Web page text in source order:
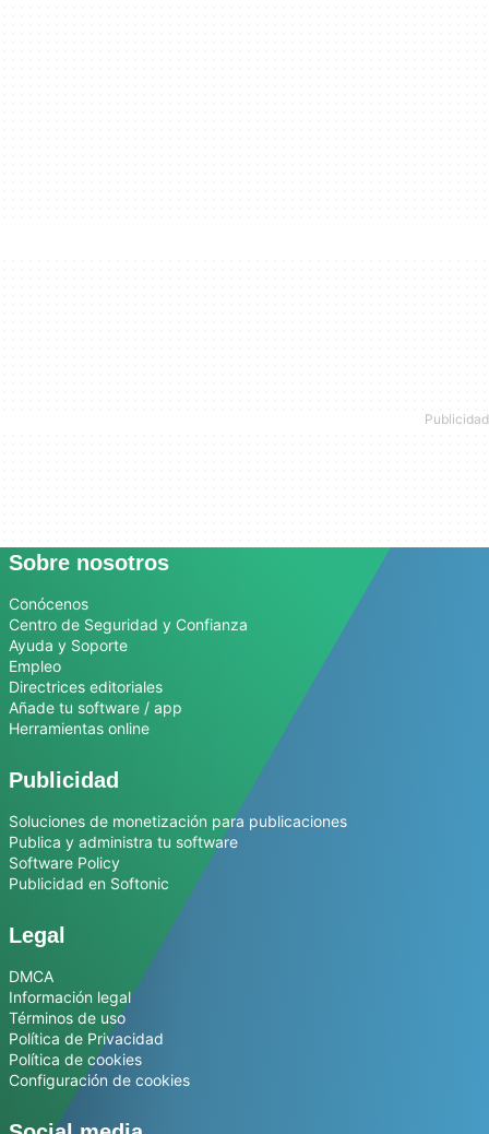
Sobre nosotros
Conócenos
Centro de Seguridad y Confianza
Ayuda y Soporte
Empleo
Directrices editoriales
Añade tu software / app
Herramientas online
Publicidad
Soluciones de monetización para publicaciones
Publica y administra tu software
Software Policy
Publicidad en Softonic
Legal
DMCA
Información legal
Términos de uso
Política de Privacidad
Política de cookies
Configuración de cookies